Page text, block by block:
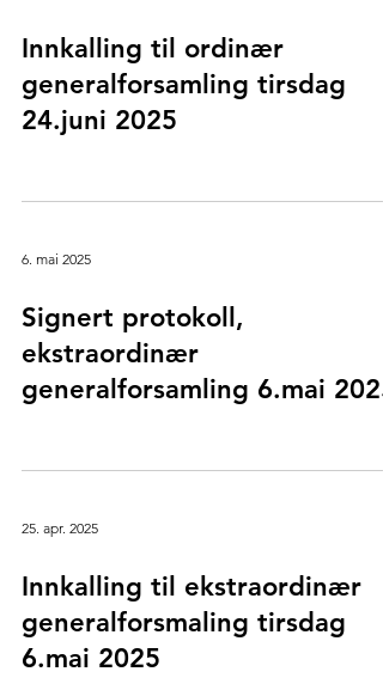
Innkalling til ordinær
generalforsamling tirsdag
24.juni 2025
6. mai 2025
Signert protokoll,
ekstraordinær
generalforsamling 6.mai 2025
25. apr. 2025
Innkalling til ekstraordinær
generalforsmaling tirsdag
6.mai 2025